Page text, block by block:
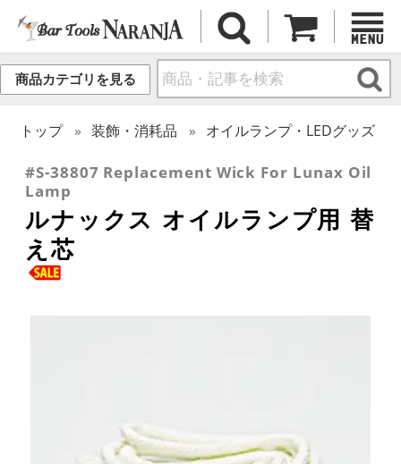
商品カテゴリを見る
トップ 装飾・消耗品 オイルランプ・LEDグッズ
#S-38807 Replacement Wick For Lunax Oil
Lamp
ルナックス オイルランプ用 替
え芯